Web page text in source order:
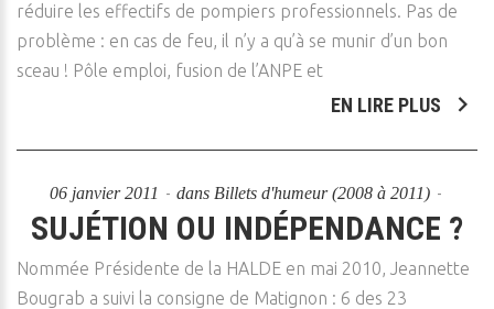
réduire les effectifs de pompiers professionnels. Pas de
problème : en cas de feu, il n’y a qu’à se munir d’un bon
sceau ! Pôle emploi, fusion de l’ANPE et
EN LIRE PLUS
06 janvier 2011 dans Billets d'humeur (2008 à 2011)
SUJÉTION OU INDÉPENDANCE ?
Nommée Présidente de la HALDE en mai 2010, Jeannette
Bougrab a suivi la consigne de Matignon : 6 des 23